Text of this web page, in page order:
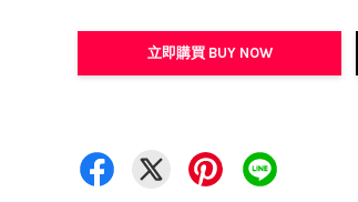
立即購買 BUY NOW